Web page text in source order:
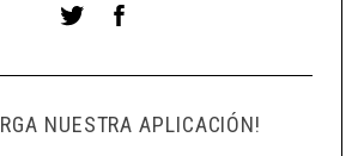
NUESTRA APLICACIÓN!